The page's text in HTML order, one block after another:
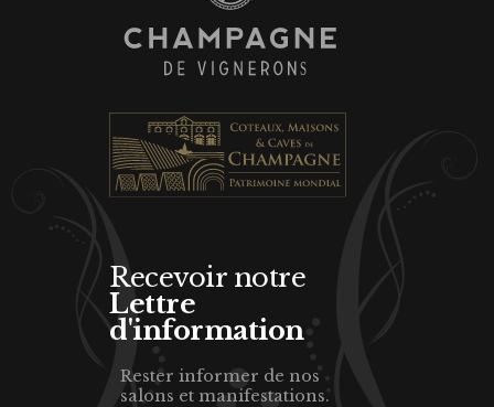
Recevoir notre
Lettre
d'information
Rester informer de nos
salons et manifestations.